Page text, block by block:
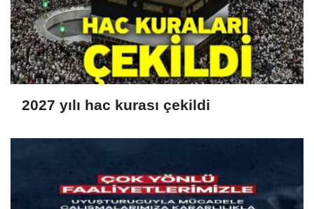
2027 yılı hac kurası çekildi